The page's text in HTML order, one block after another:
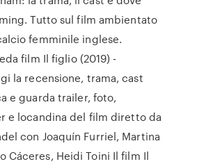
Tutto sul film ambientato
femminile inglese.
film Il figlio (2019) -
la recensione, trama, cast
e guarda trailer, foto,
e locandina del film diretto da
con Joaquín Furriel, Martina
Cáceres, Heidi Toini Il film Il